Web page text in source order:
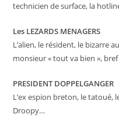
technicien de surface, la
Les LEZARDS MENAGERS
L’alien, le résident, le bizarre
monsieur « tout va bien »,
PRESIDENT DOPPELGANGER
L’ex espion breton, le tatoué,
Droopy…